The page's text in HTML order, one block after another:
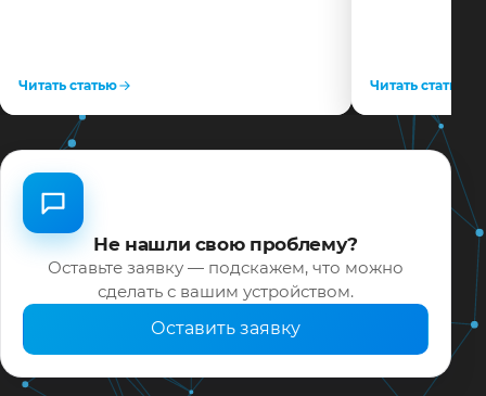
Читать статью Читать статью
Не нашли свою проблему?
Оставьте заявку — подскажем, что можно
сделать с вашим устройством.
Оставить заявку